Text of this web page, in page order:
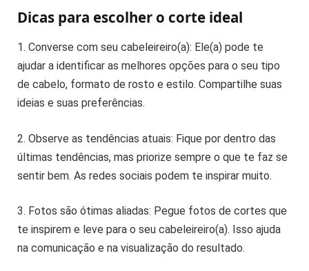
Dicas para escolher o corte ideal
1. Converse com seu cabeleireiro(a): Ele(a) pode te
ajudar a identificar as melhores opções para o seu tipo
de cabelo, formato de rosto e estilo. Compartilhe suas
ideias e suas preferências.
2. Observe as tendências atuais: Fique por dentro das
últimas tendências, mas priorize sempre o que te faz se
sentir bem. As redes sociais podem te inspirar muito.
3. Fotos são ótimas aliadas: Pegue fotos de cortes que
te inspirem e leve para o seu cabeleireiro(a). Isso ajuda
na comunicação e na visualização do resultado.